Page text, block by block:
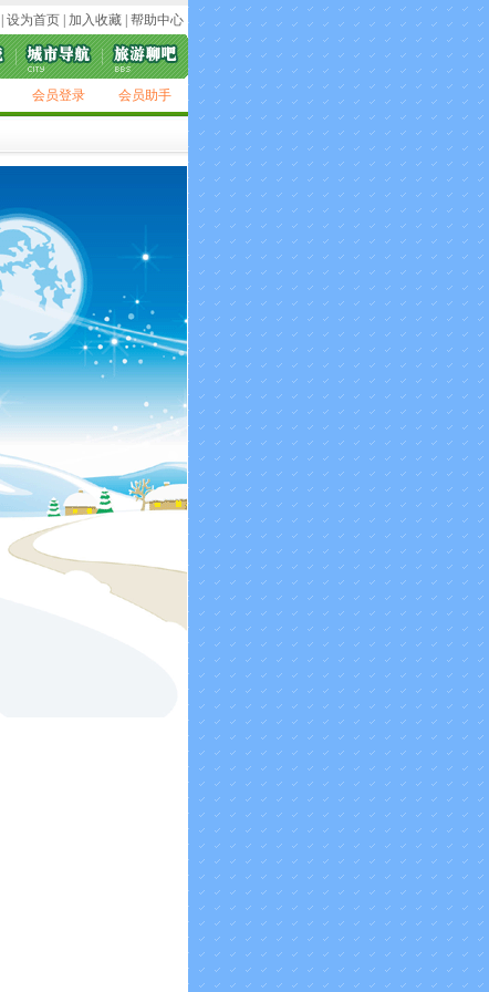
设为首页 加入收藏 帮助中心
会员登录 会员助手